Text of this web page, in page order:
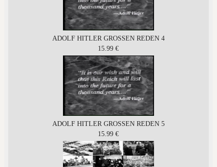
ADOLF HITLER GROSSEN REDEN 4
15.99 €
ADOLF HITLER GROSSEN REDEN 5
15.99 €